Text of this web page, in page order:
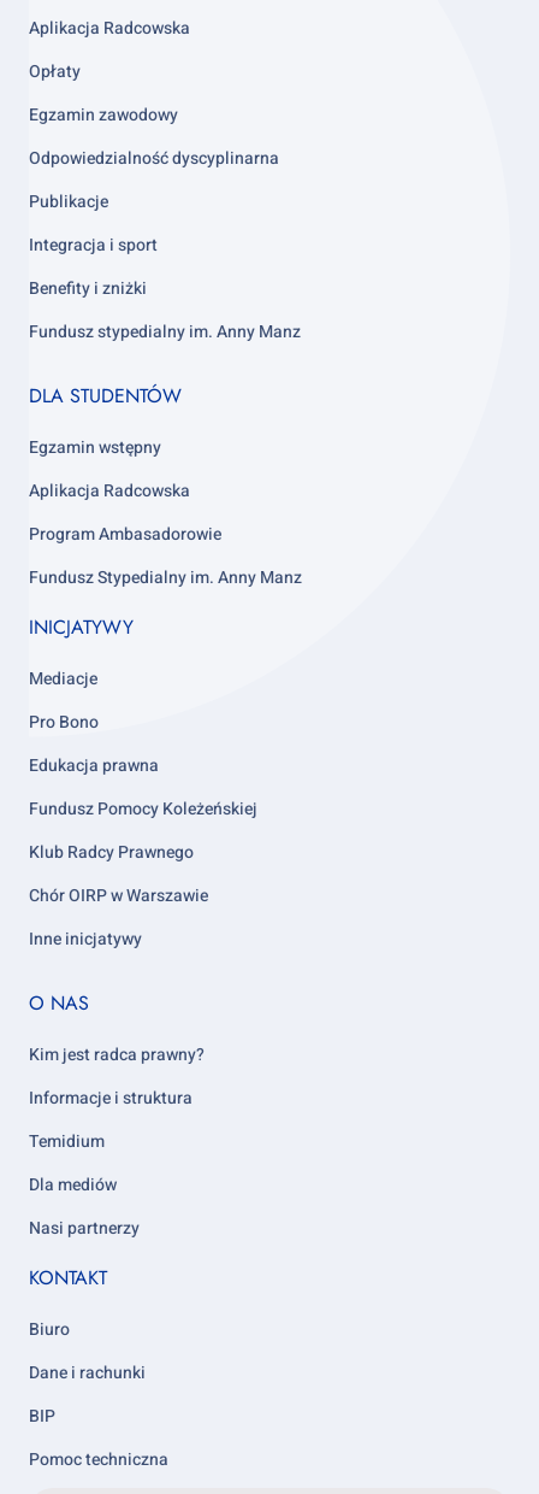
3
Aplikacja Radcowska
Opłaty
Egzamin zawodowy
Odpowiedzialność dyscyplinarna
Publikacje
Integracja i sport
Benefity i zniżki
Fundusz stypedialny im. Anny Manz
Footer
4
DLA STUDENTÓW
Egzamin wstępny
Aplikacja Radcowska
Program Ambasadorowie
Fundusz Stypedialny im. Anny Manz
INICJATYWY
Mediacje
Pro Bono
Edukacja prawna
Fundusz Pomocy Koleżeńskiej
Klub Radcy Prawnego
Chór OIRP w Warszawie
Inne inicjatywy
Footer
5
O NAS
Kim jest radca prawny?
Informacje i struktura
Temidium
Dla mediów
Nasi partnerzy
KONTAKT
Biuro
Dane i rachunki
BIP
Pomoc techniczna